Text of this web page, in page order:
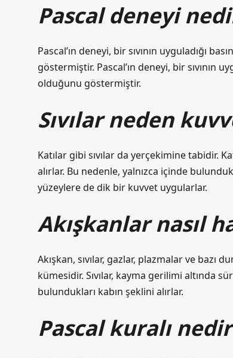
Pascal deneyi
Pascal’ın deneyi, bir sıvının uyguladığı
göstermiştir. Pascal’ın deneyi, bir sıvının
olduğunu göstermiştir.
Sıvılar neden
Katılar gibi sıvılar da yerçekimine tabidir.
alırlar. Bu nedenle, yalnızca içinde
yüzeylere de dik bir kuvvet uygularlar.
Akışkanlar nasıl
Akışkan, sıvılar, gazlar, plazmalar ve
kümesidir. Sıvılar, kayma gerilimi altında
bulundukları kabın şeklini alırlar.
Pascal kuralı